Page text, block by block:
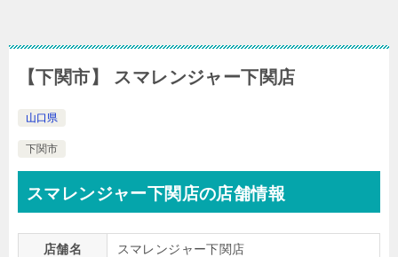
【下関市】 スマレンジャー下関店
山口県
下関市
スマレンジャー下関店の店舗情報
店舗名 スマレンジャー下関店